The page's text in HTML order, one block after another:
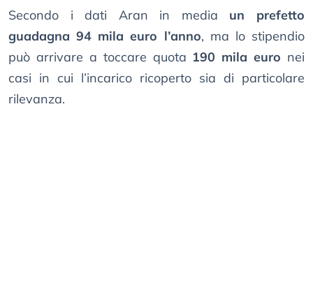
Secondo i dati Aran in media un prefetto
guadagna 94 mila euro l’anno, ma lo stipendio
può arrivare a toccare quota 190 mila euro nei
casi in cui l’incarico ricoperto sia di particolare
rilevanza.